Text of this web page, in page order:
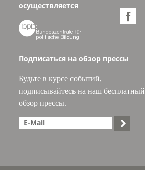
осуществляется


Подписаться на обзор прессы
Будьте в курсе событий,
подписывайтесь на наш бесплатный
обзор прессы.
